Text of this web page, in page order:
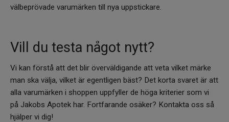
välbeprövade varumärken till nya uppstickare.
Vill du testa något nytt?
Vi kan förstå att det blir överväldigande att veta vilket märke
man ska välja, vilket är egentligen bäst? Det korta svaret är att
alla varumärken i shoppen uppfyller de höga kriterier som vi
på Jakobs Apotek har. Fortfarande osäker? Kontakta oss så
hjälper vi dig!